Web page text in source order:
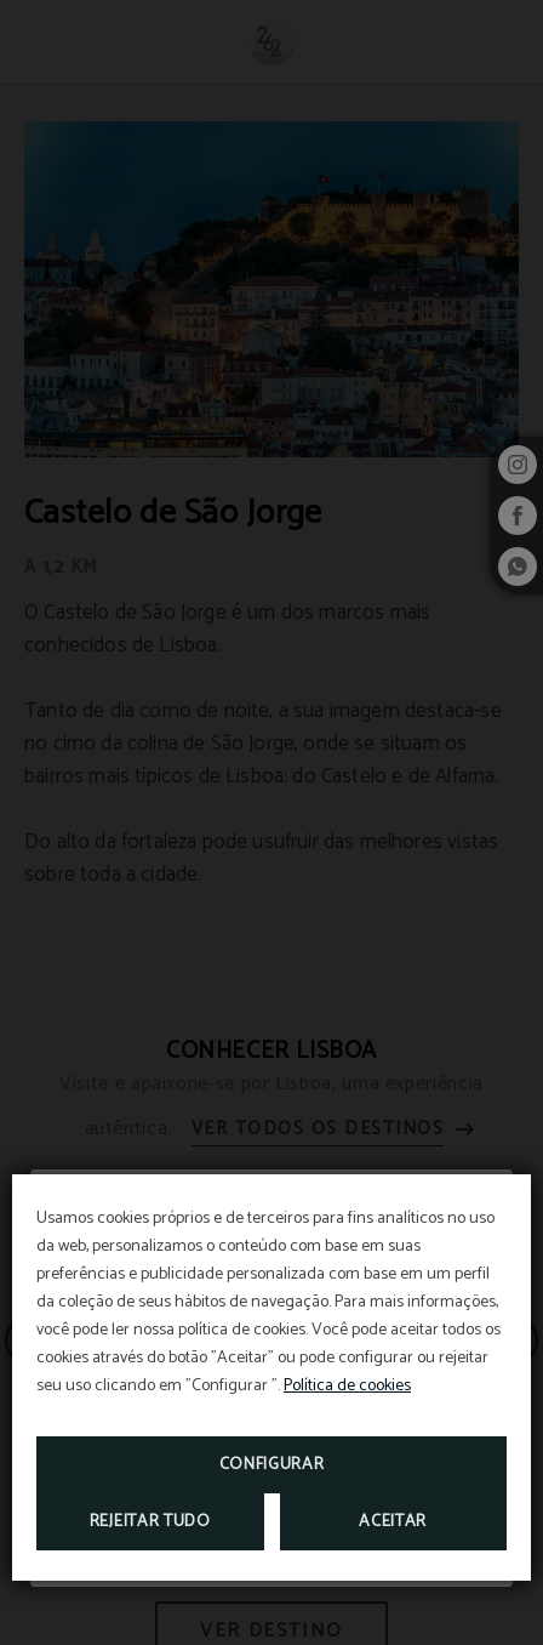
Usamos cookies próprios e de terceiros para fins analíticos no uso
da web, personalizamos o conteúdo com base em suas
preferências e publicidade personalizada com base em um perfil
da coleção de seus hábitos de navegação. Para mais informações,
você pode ler nossa política de cookies. Você pode aceitar todos os
cookies através do botão "Aceitar" ou pode configurar ou rejeitar
seu uso clicando em "Configurar ".Política de cookies
CONFIGURAR
REJEITAR TUDO ACEITAR
Castelo de São Jorge
O Castelo de São Jorge é um dos marcos mais
conhecidos de Lisboa.
Tanto de dia como de noite, a sua imagem destaca-se
no cimo da colina de São Jorge, onde se situam os
bairros mais típicos de Lisboa: do Castelo e de Alfama.
Do alto da fortaleza pode usufruir das melhores vistas
sobre toda a cidade.
CONHECER LISBOA
VER TODOS OS DESTINOS
MIRADOURO DE SANTA CATARINA
A 500 METROS
O melhor preço
O melhor preço. Reserve já!